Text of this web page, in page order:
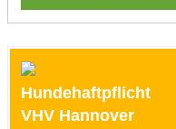
Hundehaftpflicht
VHV Hannover